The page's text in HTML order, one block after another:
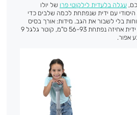
עגלה בלעדית לילקוטי פרו של יולו
היסודי עם ידית שנפתחת לכמה שלבים כדי
בלי לשבור את הגב. מידות: אורך בסיס
29 ס"מ, רוחב בסיס 16 ס"מ. ידית אחיזה נפתחת 56-93 ס"מ, קוטר גלגל 9